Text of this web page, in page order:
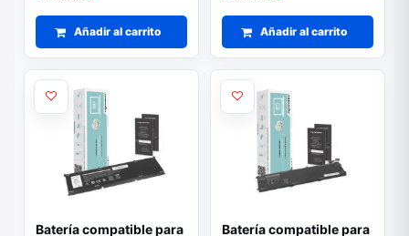
Añadir al carrito Añadir al carrito
Batería compatible para
Batería compatible para